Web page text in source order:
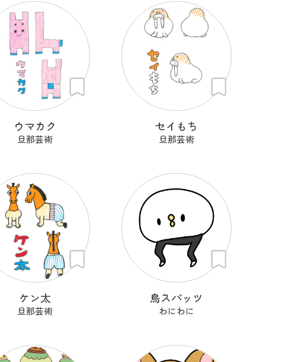
ウマカク
旦那芸術
セイもち
旦那芸術
ケン太
旦那芸術
鳥スパッツ
わにわに